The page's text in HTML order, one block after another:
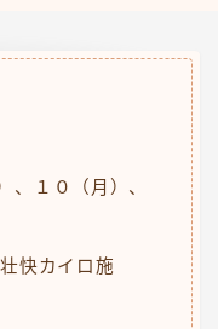
、１０（月）、
快カイロ施